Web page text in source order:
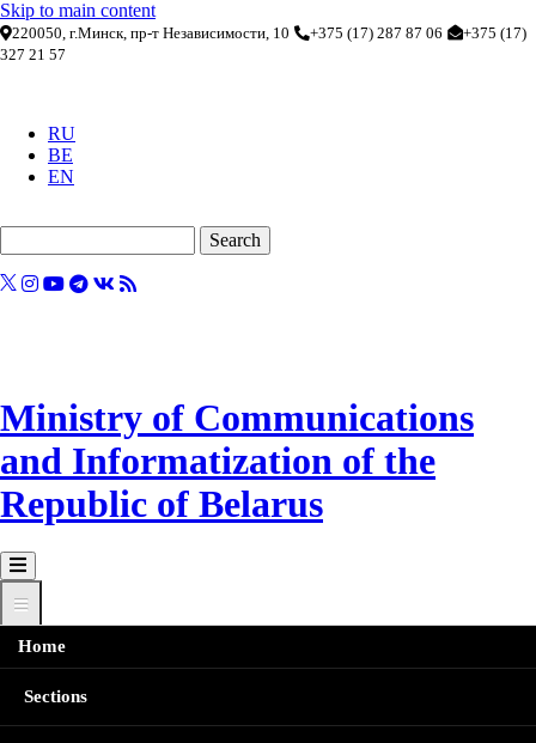
Skip to main content
220050, г.Минск, пр-т Независимости, 10 +375 (17) 287 87 06
+375 (17)
327 21 57
RU
BE
EN
Ministry of Communications
and Informatization of the
Republic of Belarus
Home
Sections
Breadcrumb
Главная В приоритете качество и доступность